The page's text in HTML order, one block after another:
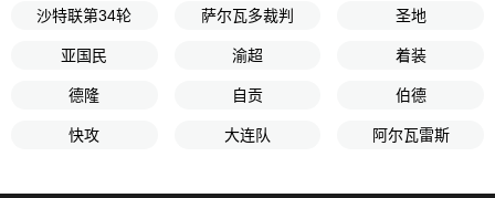
沙特联第34轮 萨尔瓦多裁判 圣地
亚国民 渝超 着装
德隆 自贡 伯德
快攻 大连队 阿尔瓦雷斯